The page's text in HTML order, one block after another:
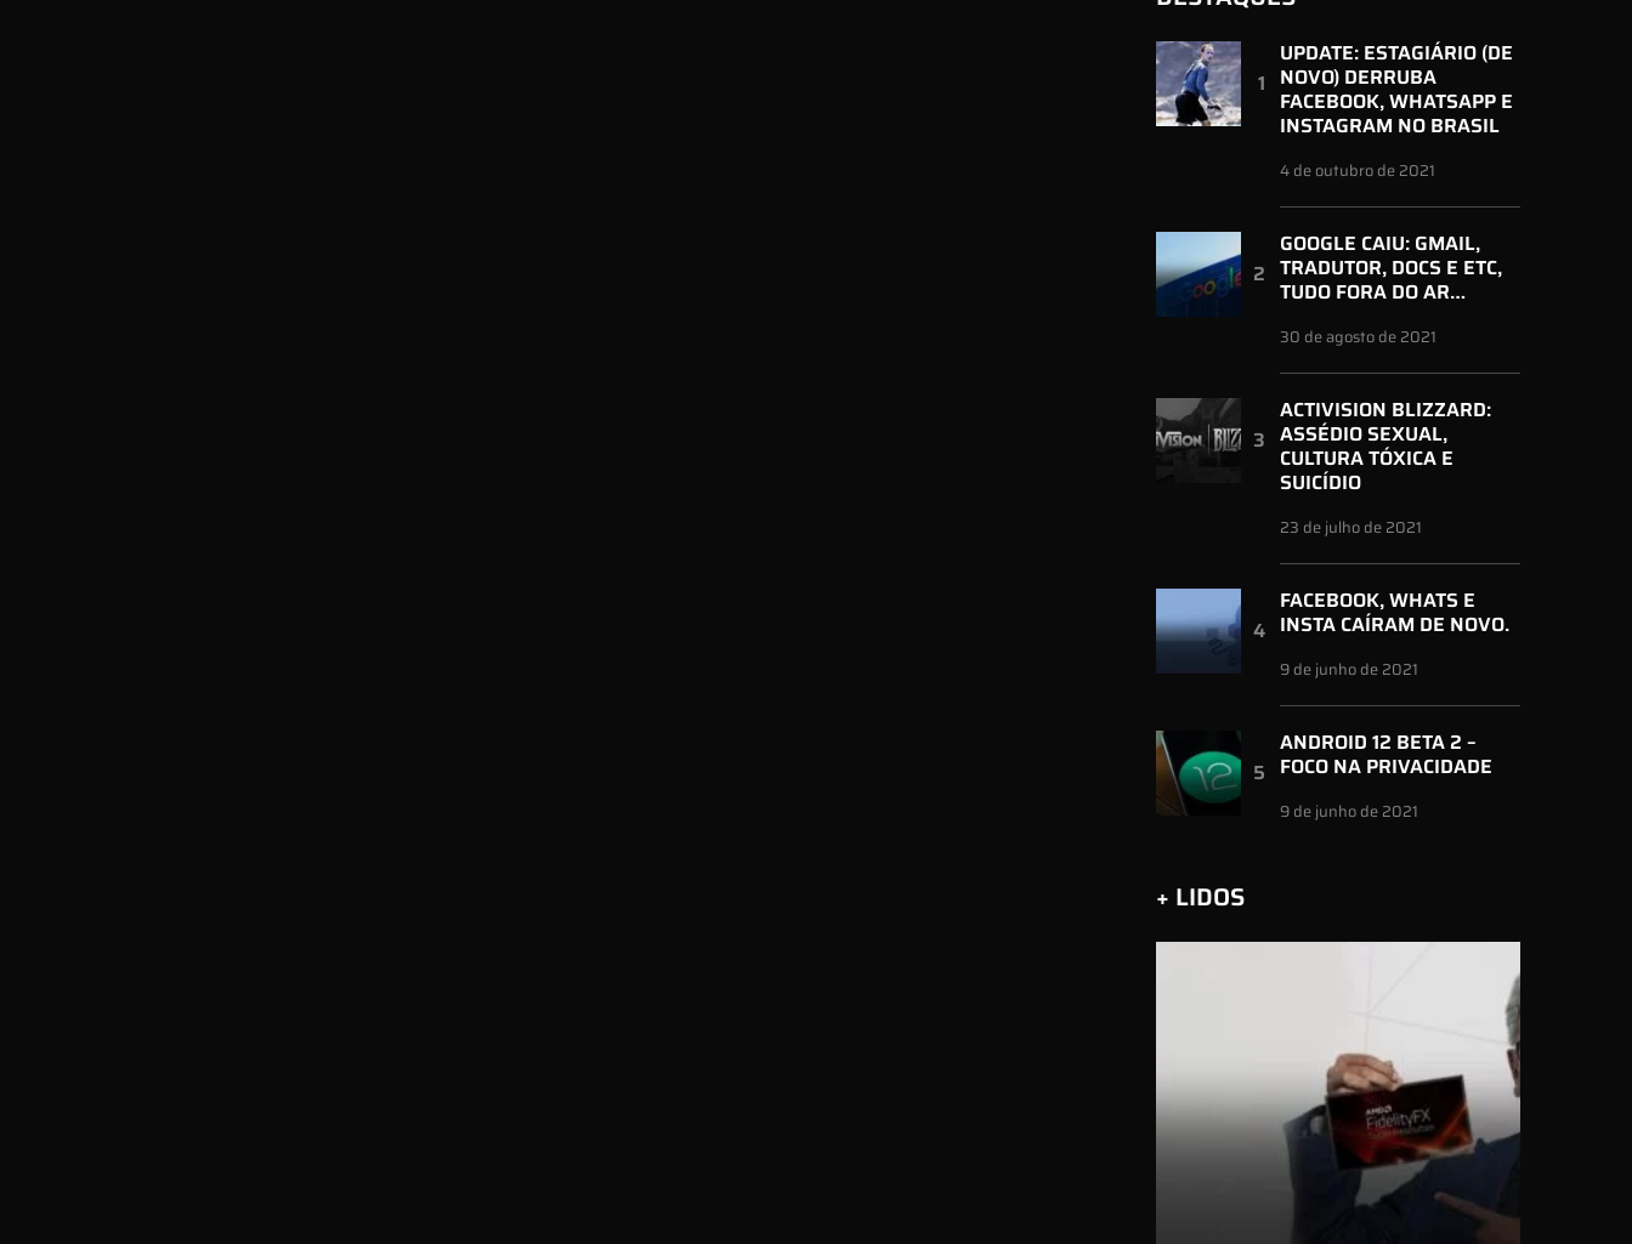
UPDATE: ESTAGIÁRIO (DE
NOVO) DERRUBA
FACEBOOK, WHATSAPP E
INSTAGRAM NO BRASIL
4 de outubro de 2021
GOOGLE CAIU: GMAIL,
TRADUTOR, DOCS E ETC,
TUDO FORA DO AR…
30 de agosto de 2021
ACTIVISION BLIZZARD:
ASSÉDIO SEXUAL,
CULTURA TÓXICA E
SUICÍDIO
23 de julho de 2021
FACEBOOK, WHATS E
INSTA CAÍRAM DE NOVO.
9 de junho de 2021
ANDROID 12 BETA 2 –
FOCO NA PRIVACIDADE
9 de junho de 2021
+ LIDOS